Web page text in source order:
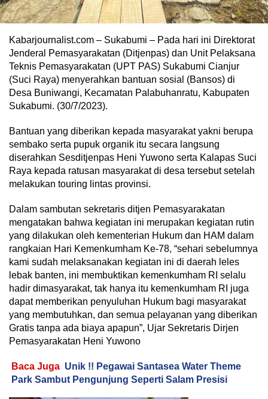
Kabarjournalist.com – Sukabumi – Pada hari ini Direktorat
Jenderal Pemasyarakatan (Ditjenpas) dan Unit Pelaksana
Teknis Pemasyarakatan (UPT PAS) Sukabumi Cianjur
(Suci Raya) menyerahkan bantuan sosial (Bansos) di
Desa Buniwangi, Kecamatan Palabuhanratu, Kabupaten
Sukabumi. (30/7/2023).
Bantuan yang diberikan kepada masyarakat yakni berupa
sembako serta pupuk organik itu secara langsung
diserahkan Sesditjenpas Heni Yuwono serta Kalapas Suci
Raya kepada ratusan masyarakat di desa tersebut setelah
melakukan touring lintas provinsi.
Dalam sambutan sekretaris ditjen Pemasyarakatan
mengatakan bahwa kegiatan ini merupakan kegiatan rutin
yang dilakukan oleh kementerian Hukum dan HAM dalam
rangkaian Hari Kemenkumham Ke-78, “sehari sebelumnya
kami sudah melaksanakan kegiatan ini di daerah leles
lebak banten, ini membuktikan kemenkumham RI selalu
hadir dimasyarakat, tak hanya itu kemenkumham RI juga
dapat memberikan penyuluhan Hukum bagi masyarakat
yang membutuhkan, dan semua pelayanan yang diberikan
Gratis tanpa ada biaya apapun”, Ujar Sekretaris Dirjen
Pemasyarakatan Heni Yuwono
Baca Juga Unik !! Pegawai Santasea Water Theme
Park Sambut Pengunjung Seperti Salam Presisi